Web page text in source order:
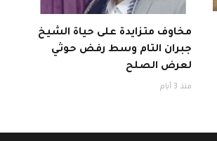
مخاوف متزايدة على حياة الشيخ
جبران التام وسط رفض حوثي
لعرض الصلح
منذ 3 أيام